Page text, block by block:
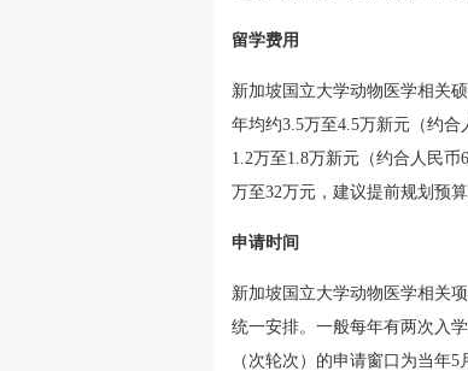
留学费用
新加坡国立大学动物医学相关
年均约3.5万至4.5万新元（约
1.2万至1.8万新元（约合人民
万至32万元，建议提前规划预
申请时间
新加坡国立大学动物医学相关
统一安排。一般每年有两次入
（次轮次）的申请窗口为当年